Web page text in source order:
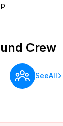
Crew
SeeAll